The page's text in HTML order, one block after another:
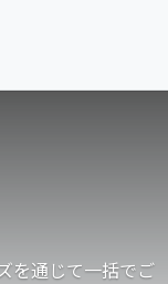
を通じて一括でご